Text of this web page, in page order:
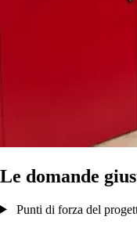
Le domande
Punti di forza del